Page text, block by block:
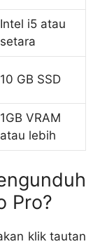
Intel i5 atau
setara
10 GB SSD
1GB VRAM
atau lebih
Pro?
klik tautan